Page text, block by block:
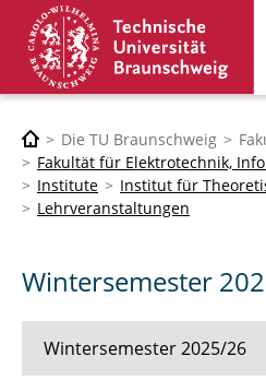
Die TU Braunschweig
Fakultät für Elektrotechnik,
Institute
Institut für
Lehrveranstaltungen
Wintersemester
Wintersemester 2025/26